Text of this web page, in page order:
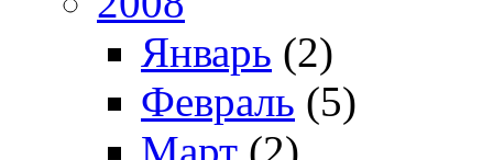
Январь (2)
Февраль (5)